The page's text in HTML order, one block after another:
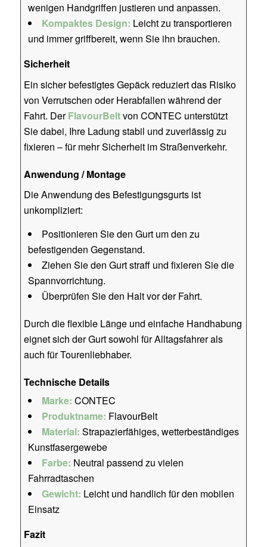
wenigen Handgriffen justieren und anpassen.
Kompaktes Design: Leicht zu transportieren
und immer griffbereit, wenn Sie ihn brauchen.
Sicherheit
Ein sicher befestigtes Gepäck reduziert das Risiko
von Verrutschen oder Herabfallen während der
Fahrt. DerFlavourBeltvon CONTEC unterstützt
Sie dabei, Ihre Ladung stabil und zuverlässig zu
fixieren – für mehr Sicherheit im Straßenverkehr.
Anwendung / Montage
Die Anwendung des Befestigungsgurts ist
unkompliziert:
Positionieren Sie den Gurt um den zu
befestigenden Gegenstand.
Ziehen Sie den Gurt straff und fixieren Sie die
Spannvorrichtung.
Überprüfen Sie den Halt vor der Fahrt.
Durch die flexible Länge und einfache Handhabung
eignet sich der Gurt sowohl für Alltagsfahrer als
auch für Tourenliebhaber.
Technische Details
Marke: CONTEC
Produktname: FlavourBelt
Material: Strapazierfähiges, wetterbeständiges
Kunstfasergewebe
Farbe: Neutral passend zu vielen
Fahrradtaschen
Gewicht: Leicht und handlich für den mobilen
Einsatz
Fazit